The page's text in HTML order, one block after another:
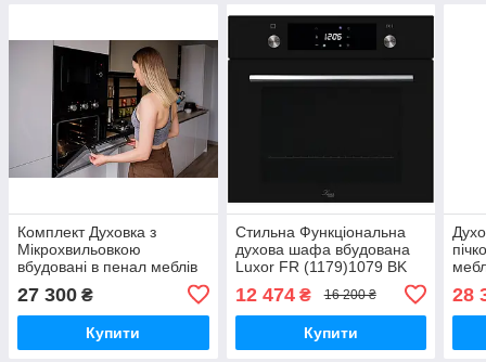
Комплект Духовка з
Мікрохвильовкою
вбудовані в пенал меблів
колонної. Чорний скляний
фасад
27 300 ₴
Купити
Стильна Функціональна
духова шафа вбудована
Luxor FR (1179)1079 BK
12 474₴ 16 200 ₴
Купити
28